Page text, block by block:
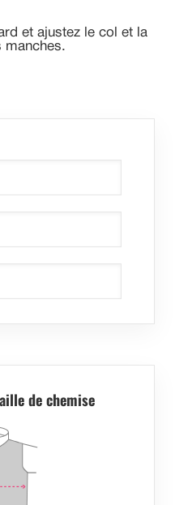
et ajustez le col et la
manches.
de chemise